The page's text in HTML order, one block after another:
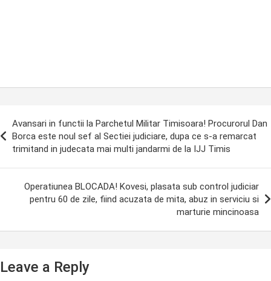
Avansari in functii la Parchetul Militar Timisoara! Procurorul Dan
Borca este noul sef al Sectiei judiciare, dupa ce s-a remarcat
trimitand in judecata mai multi jandarmi de la IJJ Timis
Operatiunea BLOCADA! Kovesi, plasata sub control judiciar
pentru 60 de zile, fiind acuzata de mita, abuz in serviciu si
marturie mincinoasa
Leave a Reply